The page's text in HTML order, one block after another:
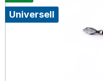
Universell